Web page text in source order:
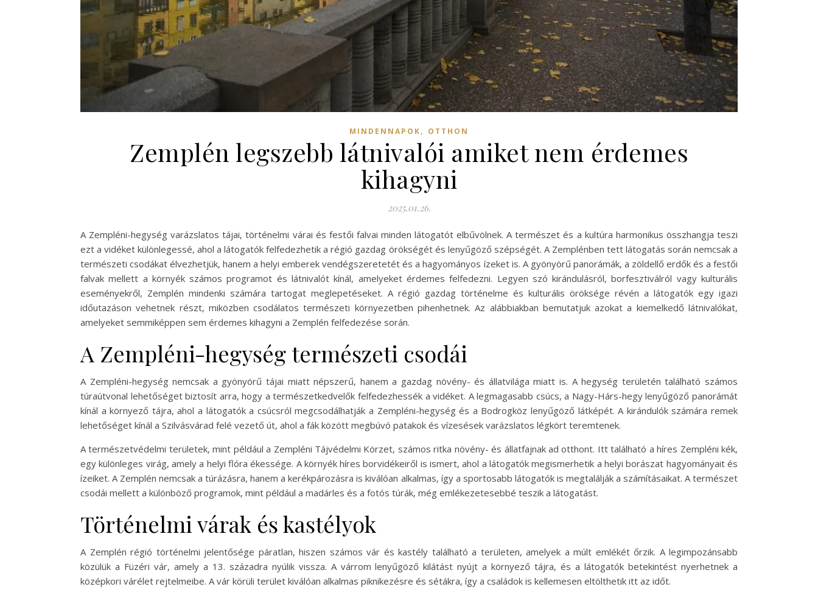
MINDENNAPOK, OTTHON
Zemplén legszebb látnivalói amiket nem érdemes
kihagyni
2025.01.26.
A Zempléni-hegység varázslatos tájai, történelmi várai és festői falvai minden látogatót elbűvölnek. A természet és a kultúra harmonikus összhangja teszi
ezt a vidéket különlegessé, ahol a látogatók felfedezhetik a régió gazdag örökségét és lenyűgöző szépségét. A Zemplénben tett látogatás során nemcsak a
természeti csodákat élvezhetjük, hanem a helyi emberek vendégszeretetét és a hagyományos ízeket is. A gyönyörű panorámák, a zöldellő erdők és a festői
falvak mellett a környék számos programot és látnivalót kínál, amelyeket érdemes felfedezni. Legyen szó kirándulásról, borfesztiválról vagy kulturális
eseményekről, Zemplén mindenki számára tartogat meglepetéseket. A régió gazdag történelme és kulturális öröksége révén a látogatók egy igazi
időutazáson vehetnek részt, miközben csodálatos természeti környezetben pihenhetnek. Az alábbiakban bemutatjuk azokat a kiemelkedő látnivalókat,
amelyeket semmiképpen sem érdemes kihagyni a Zemplén felfedezése során.
A Zempléni-hegység természeti csodái
A Zempléni-hegység nemcsak a gyönyörű tájai miatt népszerű, hanem a gazdag növény- és állatvilága miatt is. A hegység területén található számos
túraútvonal lehetőséget biztosít arra, hogy a természetkedvelők felfedezhessék a vidéket. A legmagasabb csúcs, a Nagy-Hárs-hegy lenyűgöző panorámát
kínál a környező tájra, ahol a látogatók a csúcsról megcsodálhatják a Zempléni-hegység és a Bodrogköz lenyűgöző látképét. A kirándulók számára remek
lehetőséget kínál a Szilvásvárad felé vezető út, ahol a fák között megbúvó patakok és vízesések varázslatos légkört teremtenek.
A természetvédelmi területek, mint például a Zempléni Tájvédelmi Körzet, számos ritka növény- és állatfajnak ad otthont. Itt található a híres Zempléni kék,
egy különleges virág, amely a helyi flóra ékessége. A környék híres borvidékeiről is ismert, ahol a látogatók megismerhetik a helyi borászat hagyományait és
ízeiket. A Zemplén nemcsak a túrázásra, hanem a kerékpározásra is kiválóan alkalmas, így a sportosabb látogatók is megtalálják a számításaikat. A természet
csodái mellett a különböző programok, mint például a madárles és a fotós túrák, még emlékezetesebbé teszik a látogatást.
Történelmi várak és kastélyok
A Zemplén régió történelmi jelentősége páratlan, hiszen számos vár és kastély található a területen, amelyek a múlt emlékét őrzik. A legimpozánsabb
közülük a Füzéri vár, amely a 13. századra nyúlik vissza. A várrom lenyűgöző kilátást nyújt a környező tájra, és a látogatók betekintést nyerhetnek a
középkori várélet rejtelmeibe. A vár körüli terület kiválóan alkalmas piknikezésre és sétákra, így a családok is kellemesen eltölthetik itt az időt.